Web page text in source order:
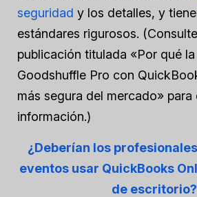
seguridad y los detalles, y
estándares rigurosos.
publicación titulada «Por qué
Goodshuffle Pro con
más segura del mercado» para
información.)
¿Deberían los
eventos usar QuickBooks
de escritorio?